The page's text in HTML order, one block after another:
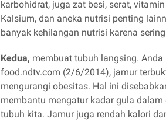
karbohidrat, juga zat besi, serat,
Kalsium, dan aneka nutrisi penting
banyak kehilangan nutrisi karena
Kedua, membuat tubuh langsing.
food.ndtv.com (2/6/2014), jamur
mengurangi obesitas. Hal ini
membantu mengatur kadar gula
tubuh kita. Jamur juga rendah kalori